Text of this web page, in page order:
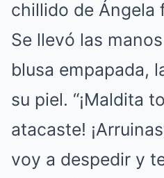
chillido de Ángela
Se llevó las
blusa empapada,
su piel. “¡Maldita
atacaste!
voy a despedir y